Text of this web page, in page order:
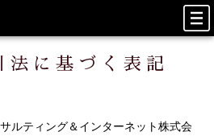
法に基づく表記
ルティング＆インターネット株式会